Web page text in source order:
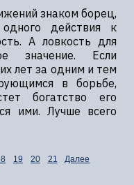
знаком борец,
действия к
А ловкость для
значение. Если
лет за одним и тем
в борьбе,
богатство его
ими. Лучше всего
19 20 21 Далее